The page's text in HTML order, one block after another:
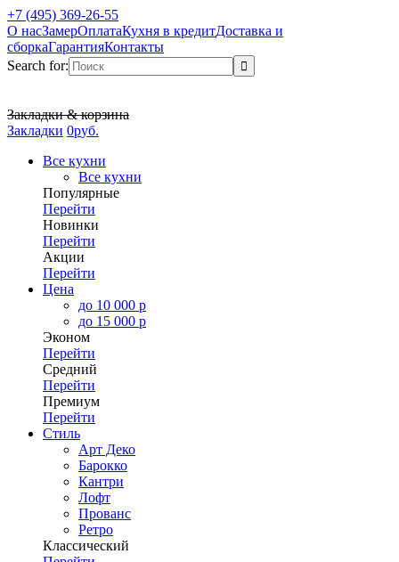
+7 (495) 369-26-55
О насЗамерОплатаКухня в кредитДоставка и
сборкаГарантияКонтакты
Search for:
Закладки & корзина
Закладки 0руб.
Все кухни
Все кухни
Популярные
Перейти
Новинки
Перейти
Акции
Перейти
Цена
до 10 000 р
до 15 000 р
Эконом
Перейти
Средний
Перейти
Премиум
Перейти
Стиль
Арт Деко
Барокко
Кантри
Лофт
Прованс
Ретро
Классический